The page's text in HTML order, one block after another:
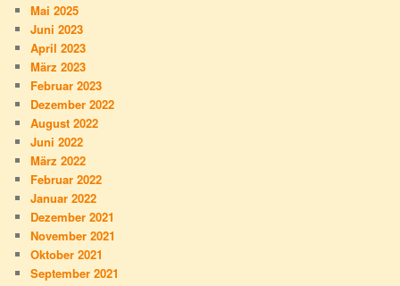
Mai 2025
Juni 2023
April 2023
März 2023
Februar 2023
Dezember 2022
August 2022
Juni 2022
März 2022
Februar 2022
Januar 2022
Dezember 2021
November 2021
Oktober 2021
September 2021